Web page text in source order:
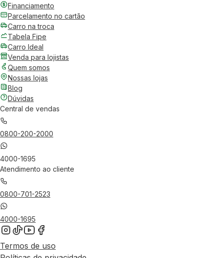
Financiamento
Parcelamento no cartão
Carro na troca
Tabela Fipe
Carro Ideal
Venda para lojistas
Quem somos
Nossas lojas
Blog
Dúvidas
Central de vendas
0800-200-2000
4000-1695
Atendimento ao cliente
0800-701-2523
4000-1695
Termos de uso